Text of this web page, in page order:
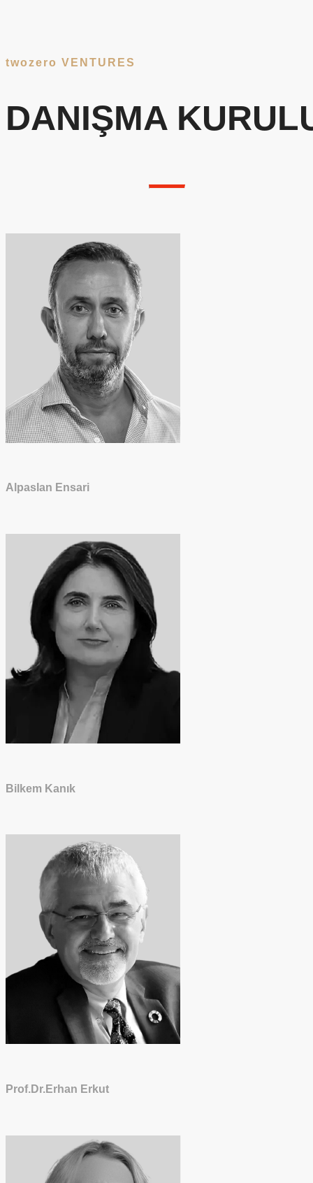
twozero VENTURES
DANIŞMA
Alpaslan Ensari
Bilkem Kanık
Prof.Dr.Erhan Erkut